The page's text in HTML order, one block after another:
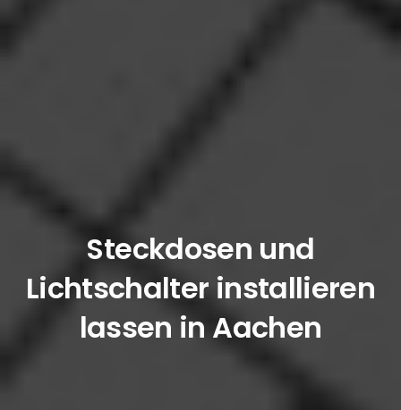
Steckdosen und
Lichtschalter installieren
lassen in Aachen